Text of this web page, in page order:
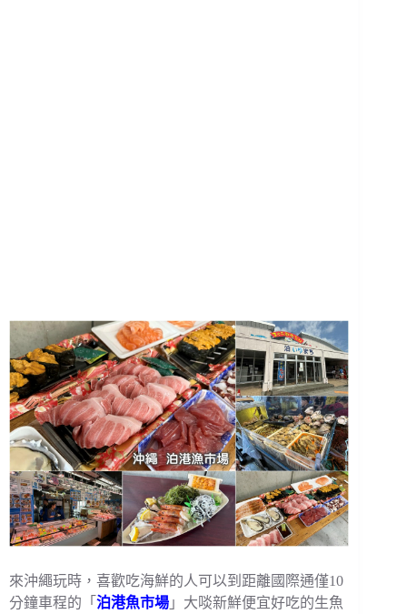
來沖繩玩時，喜歡吃海鮮的人可以到距離國際通僅10
分鐘車程的「 泊港魚市場 」大啖新鮮便宜好吃的生魚